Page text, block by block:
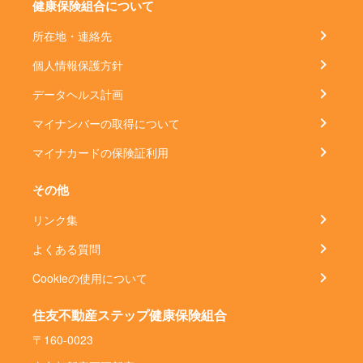
健康保険組合について
所在地・連絡先
個人情報保護方針
データヘルス計画
マイナンバーの取得について
マイナカードの保険証利用
その他
リンク集
よくある質問
Cookieの使用について
住友不動産ステップ健康保険組合
〒160-0023